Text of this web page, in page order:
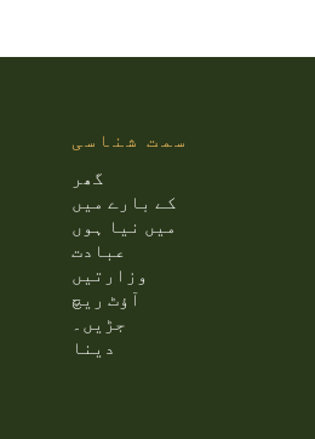
سمت شناسی
گھر
کے بارے میں
میں نیا ہوں
عبادت
وزارتیں
آؤٹ ریچ
جڑیں۔
دینا